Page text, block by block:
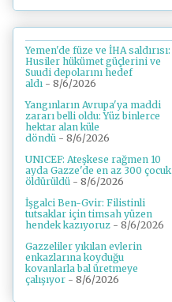
Yemen'de füze ve İHA saldırısı:
Husiler hükümet güçlerini ve
Suudi depolarını hedef
aldı - 8/6/2026
Yangınların Avrupa'ya maddi
zararı belli oldu: Yüz binlerce
hektar alan küle
döndü - 8/6/2026
UNICEF: Ateşkese rağmen 10
ayda Gazze'de en az 300 çocuk
öldürüldü - 8/6/2026
İşgalci Ben-Gvir: Filistinli
tutsaklar için timsah yüzen
hendek kazıyoruz - 8/6/2026
Gazzeliler yıkılan evlerin
enkazlarına koyduğu
kovanlarla bal üretmeye
çalışıyor - 8/6/2026